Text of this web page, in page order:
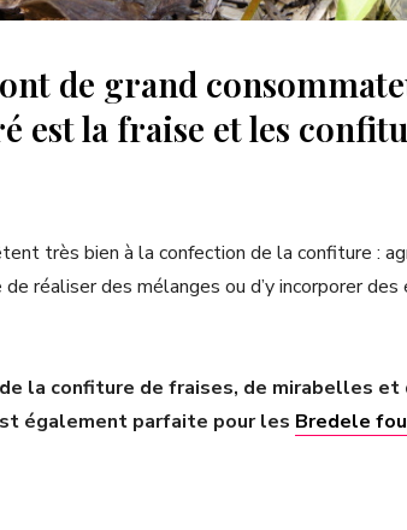
de grand
est la fraise et les
très bien à la confection de la confiture :
réaliser des mélanges ou d’y incorporer des
la confiture de fraises, de mirabelles et
également parfaite pour les Bredele